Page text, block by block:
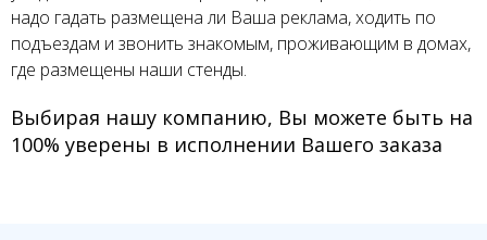
надо гадать размещена ли Ваша реклама, ходить по
подъездам и звонить знакомым, проживающим в домах,
где размещены наши стенды.
Выбирая нашу компанию, Вы можете быть на
100% уверены в исполнении Вашего заказа